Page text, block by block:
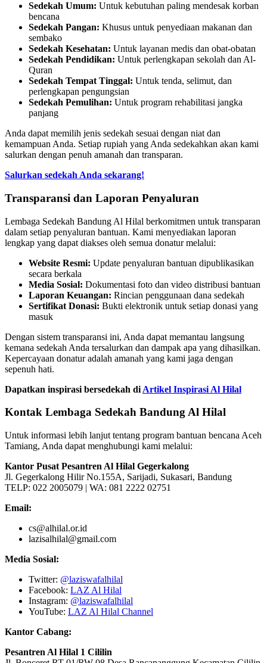
Sedekah Umum: Untuk kebutuhan paling mendesak korban
bencana
Sedekah Pangan: Khusus untuk penyediaan makanan dan
sembako
Sedekah Kesehatan: Untuk layanan medis dan obat-obatan
Sedekah Pendidikan: Untuk perlengkapan sekolah dan Al-
Quran
Sedekah Tempat Tinggal: Untuk tenda, selimut, dan
perlengkapan pengungsian
Sedekah Pemulihan: Untuk program rehabilitasi jangka
panjang
Anda dapat memilih jenis sedekah sesuai dengan niat dan
kemampuan Anda. Setiap rupiah yang Anda sedekahkan akan kami
salurkan dengan penuh amanah dan transparan.
Salurkan sedekah Anda sekarang!
Transparansi dan Laporan Penyaluran
Lembaga Sedekah Bandung Al Hilal berkomitmen untuk transparan
dalam setiap penyaluran bantuan. Kami menyediakan laporan
lengkap yang dapat diakses oleh semua donatur melalui:
Website Resmi: Update penyaluran bantuan dipublikasikan
secara berkala
Media Sosial: Dokumentasi foto dan video distribusi bantuan
Laporan Keuangan: Rincian penggunaan dana sedekah
Sertifikat Donasi: Bukti elektronik untuk setiap donasi yang
masuk
Dengan sistem transparansi ini, Anda dapat memantau langsung
kemana sedekah Anda tersalurkan dan dampak apa yang dihasilkan.
Kepercayaan donatur adalah amanah yang kami jaga dengan
sepenuh hati.
Dapatkan inspirasi bersedekah di Artikel Inspirasi Al Hilal
Kontak Lembaga Sedekah Bandung Al Hilal
Untuk informasi lebih lanjut tentang program bantuan bencana Aceh
Tamiang, Anda dapat menghubungi kami melalui:
Kantor Pusat Pesantren Al Hilal Gegerkalong
Jl. Gegerkalong Hilir No.155A, Sarijadi, Sukasari, Bandung
TELP: 022 2005079 | WA: 081 2222 02751
Email:
cs@alhilal.or.id
lazisalhilal@gmail.com
Media Sosial:
Twitter: @laziswafalhilal
Facebook: LAZ Al Hilal
Instagram: @laziswafalhilal
YouTube: LAZ Al Hilal Channel
Kantor Cabang:
Pesantren Al Hilal 1 Cililin